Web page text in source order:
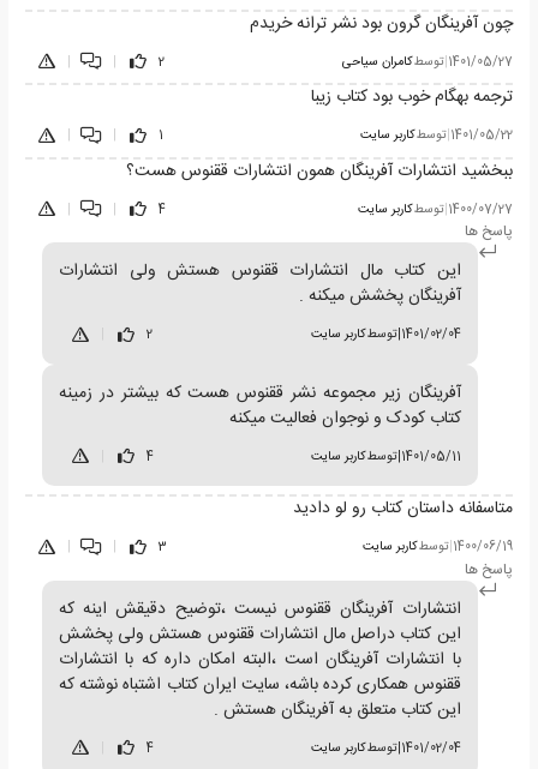
چون آفرینگان گرون بود نشر ترانه خریدم
1401/05/27
|توسطکامران سیاحی 2
|
|
ترجمه بهگام خوب بود کتاب زیبا
1401/05/22
|توسطکاربر سایت 1
|
|
ببخشید انتشارات آفرینگان همون انتشارات ققنوس هست؟
1400/07/27
|توسطکاربر سایت 4
|
|
پاسخ ها
این کتاب مال انتشارات ققنوس هستش ولی انتشارات
آفرینگان پخشش میکنه .
1401/02/04
|توسطکاربر سایت 2
آفرینگان زیر مجموعه نشر ققنوس هست که بیشتر در زمینه
کتاب کودک و نوجوان فعالیت میکنه
1401/05/11
|توسطکاربر سایت 4
متاسفانه داستان کتاب رو لو دادید
1400/06/19
|توسطکاربر سایت 3
|
|
پاسخ ها
انتشارات آفرینگان ققنوس نیست ،توضیح دقیقش اینه که
این کتاب دراصل مال انتشارات ققنوس هستش ولی پخشش
با انتشارات آفرینگان است ،البته امکان داره که با انتشارات
ققنوس همکاری کرده باشه، سایت ایران کتاب اشتباه نوشته که
این کتاب متعلق به آفرینگان هستش .
1401/02/04
|توسطکاربر سایت 4